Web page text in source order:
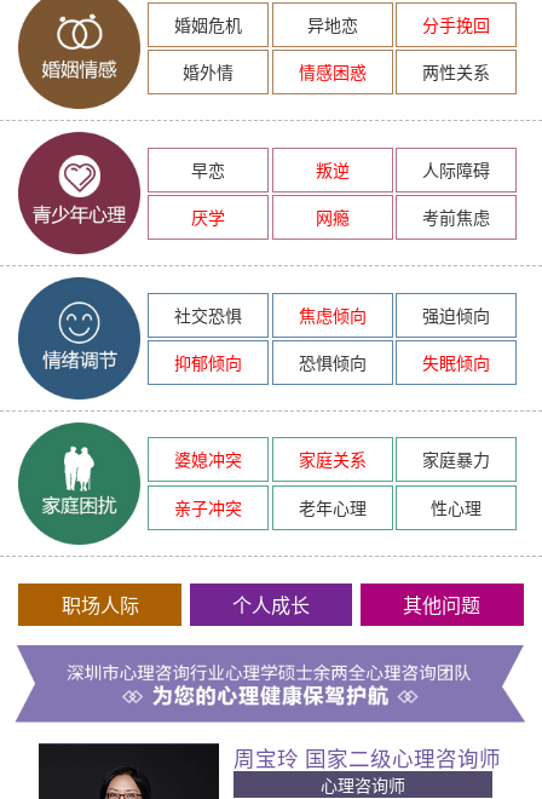
婚姻危机 异地恋
分手挽回
婚外情
情感困惑 两性关系
早恋 叛逆
人际障碍
厌学
网瘾 考前焦虑
社交恐惧 焦虑倾向
强迫倾向
抑郁倾向
恐惧倾向 失眠倾向
婆媳冲突 家庭关系
家庭暴力
亲子冲突
老年心理 性心理
职场人际 个人成长 其他问题
周宝玲 国家二级心理咨询师
心理咨询师